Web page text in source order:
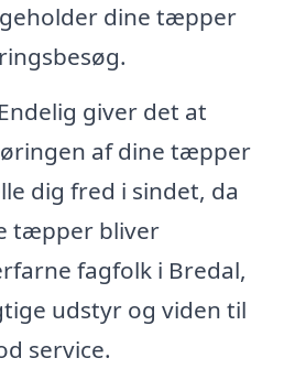
dine tæpper
Endelig giver det at
af dine tæpper
dig fred i sindet, da
tæpper bliver
fagfolk i Bredal,
udstyr og viden til
service.